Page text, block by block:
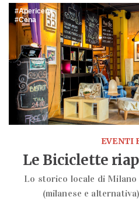
Apericena
Cena
EVENTI
Le Biciclette
Lo storico locale di
(milanese e